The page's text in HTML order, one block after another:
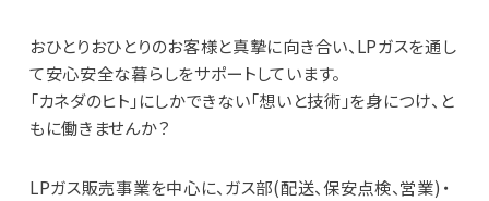
おひとりおひとりのお客様と真摯に向き合い、LPガスを通し
て安心安全な暮らしをサポートしています。
「カネダのヒト」にしかできない「想いと技術」を身につけ、と
もに働きませんか？
LPガス販売事業を中心に、ガス部(配送、保安点検、営業)・